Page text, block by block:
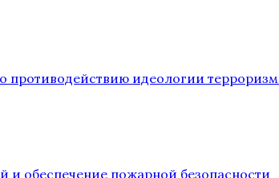
противодействию идеологии
и обеспечение пожарной безопасности